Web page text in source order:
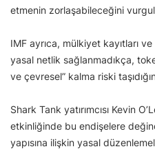
etmenin zorlaşabileceğini
IMF ayrıca, mülkiyet kayıtları
yasal netlik sağlanmadıkça,
ve çevresel” kalma riski
Shark Tank yatırımcısı Kevin
etkinliğinde bu endişelere
yapısına ilişkin yasal